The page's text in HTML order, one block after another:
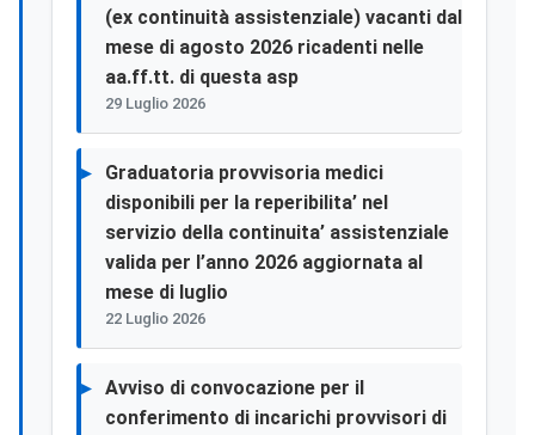
(ex continuità assistenziale) vacanti dal
mese di agosto 2026 ricadenti nelle
aa.ff.tt. di questa asp
29 Luglio 2026
Graduatoria provvisoria medici
disponibili per la reperibilita’ nel
servizio della continuita’ assistenziale
valida per l’anno 2026 aggiornata al
mese di luglio
22 Luglio 2026
Avviso di convocazione per il
conferimento di incarichi provvisori di